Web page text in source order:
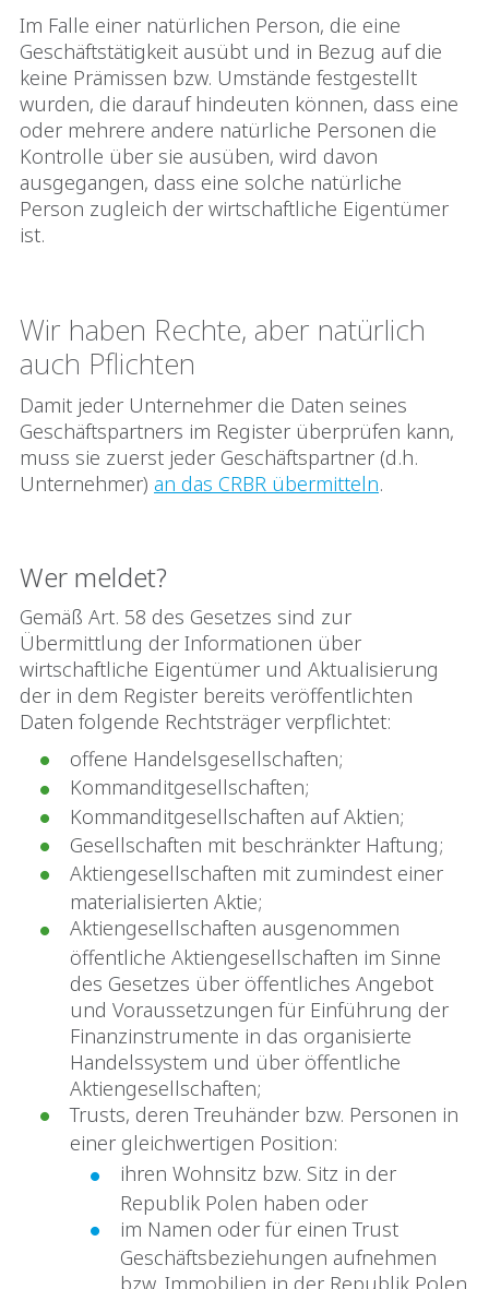
Im Falle einer natürlichen Person, die eine
Geschäftstätigkeit ausübt und in Bezug auf die
keine Prämissen bzw. Umstände festgestellt
wurden, die darauf hindeuten können, dass eine
oder mehrere andere natürliche Personen die
Kontrolle über sie ausüben, wird davon
ausgegangen, dass eine solche natürliche
Person zugleich der wirtschaftliche Eigentümer
ist.
Wir haben Rechte, aber natürlich
auch Pflichten
Damit jeder Unternehmer die Daten seines
Geschäftspartners im Register überprüfen kann,
muss sie zuerst jeder Geschäftspartner (d.h.
Unternehmer) an das CRBR übermitteln.
Wer meldet?
Gemäß Art. 58 des Gesetzes sind zur
Übermittlung der Informationen über
wirtschaftliche Eigentümer und Aktualisierung
der in dem Register bereits veröffentlichten
Daten folgende Rechtsträger verpflichtet:
offene Handelsgesellschaften;
Kommanditgesellschaften;
Kommanditgesellschaften auf Aktien;
Gesellschaften mit beschränkter Haftung;
Aktiengesellschaften mit zumindest einer
materialisierten Aktie;
Aktiengesellschaften ausgenommen
öffentliche Aktiengesellschaften im Sinne
des Gesetzes über öffentliches Angebot
und Voraussetzungen für Einführung der
Finanzinstrumente in das organisierte
Handelssystem und über öffentliche
Aktiengesellschaften;
Trusts, deren Treuhänder bzw. Personen in
einer gleichwertigen Position:
ihren Wohnsitz bzw. Sitz in der
Republik Polen haben oder
im Namen oder für einen Trust
Geschäftsbeziehungen aufnehmen
bzw. Immobilien in der Republik Polen